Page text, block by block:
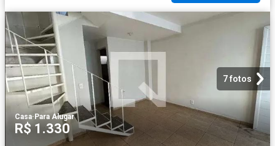
7 fotos
Casa· Para Alugar
R$ 1.330